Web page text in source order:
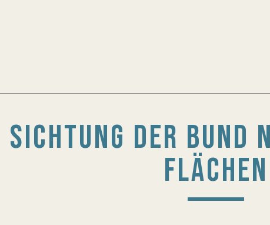
SICHTUNG DER BUND
FLÄCHEN